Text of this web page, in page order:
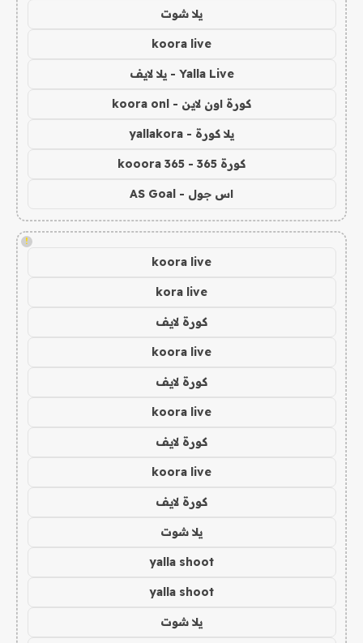
يلا شوت
koora live
Yalla Live - يلا لايف
كورة اون لاين - koora onl
يلا كورة - yallakora
كورة 365 - kooora 365
اس جول - AS Goal
!
koora live
kora live
كورة لايف
koora live
كورة لايف
koora live
كورة لايف
koora live
كورة لايف
يلا شوت
yalla shoot
yalla shoot
يلا شوت